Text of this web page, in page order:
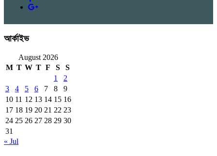
আর্কাইভ
August 2026
M T W T F S
S
1
2
3
4 5 6 7 8
9
10 11 12 13 14 15 16
17 18 19 20 21 22 23
24 25 26 27 28 29 30
31
« Jul